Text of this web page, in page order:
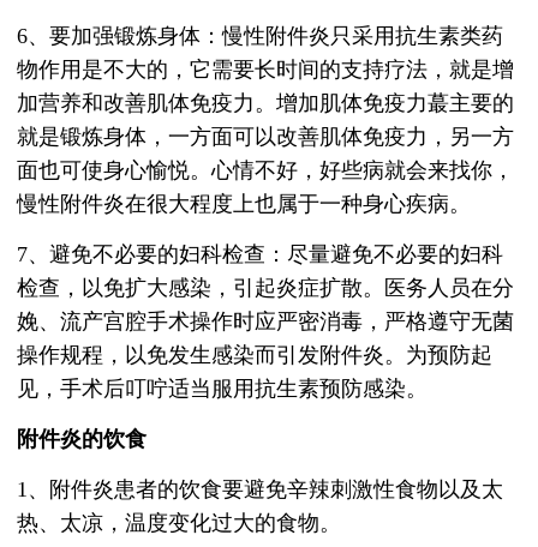
6、要加强锻炼身体：慢性附件炎只采用抗生素类药
物作用是不大的，它需要长时间的支持疗法，就是增
加营养和改善肌体免疫力。增加肌体免疫力蕞主要的
就是锻炼身体，一方面可以改善肌体免疫力，另一方
面也可使身心愉悦。心情不好，好些病就会来找你，
慢性附件炎在很大程度上也属于一种身心疾病。
7、避免不必要的妇科检查：尽量避免不必要的妇科
检查，以免扩大感染，引起炎症扩散。医务人员在分
娩、流产宫腔手术操作时应严密消毒，严格遵守无菌
操作规程，以免发生感染而引发附件炎。为预防起
见，手术后叮咛适当服用抗生素预防感染。
附件炎的饮食
1、附件炎患者的饮食要避免辛辣刺激性食物以及太
热、太凉，温度变化过大的食物。